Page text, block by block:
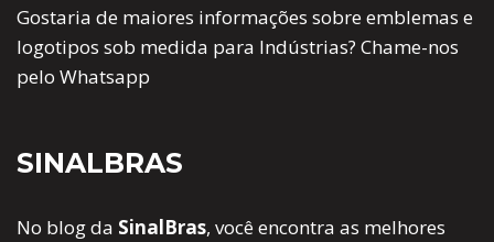
Gostaria de maiores informações sobre emblemas e
logotipos sob medida para Indústrias? Chame-nos
pelo Whatsapp
SINALBRAS
No blog da SinalBras, você encontra as melhores